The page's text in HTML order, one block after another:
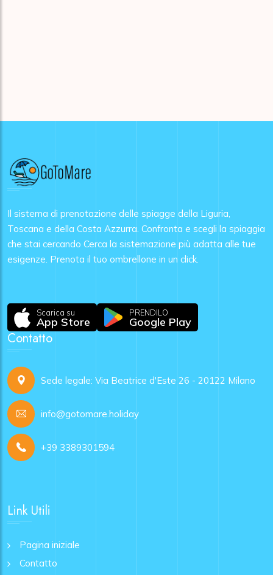
Il sistema di prenotazione delle spiagge della Liguria,
Toscana e della Costa Azzurra. Confronta e scegli la spiaggia
che stai cercando Cerca la sistemazione più adatta alle tue
esigenze. Prenota il tuo ombrellone in un click.
Scarica su
App Store
PRENDILO
Google Play
Contatto
Sede legale: Via Beatrice d'Este 26 - 20122 Milano
info@gotomare.holiday
+39 3389301594
Link Utili
Pagina iniziale
Contatto